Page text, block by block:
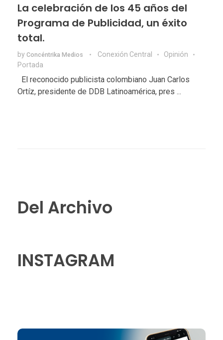
La celebración de los 45 años del
Programa de Publicidad, un éxito
total.
by Concéntrika Medios Conexión Central
Opinión
Portada
El reconocido publicista colombiano Juan Carlos
Ortíz, presidente de DDB Latinoamérica, pres ...
Del Archivo
INSTAGRAM